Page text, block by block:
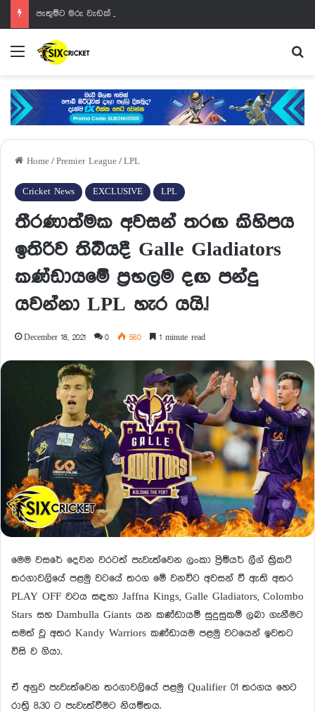
පැතුම්ට මරු වැඩක් වෙන්නයි යන්නේ
Menu
Home / Premier League / LPL
Cricket News EXCLUSIVE LPL
තීරණාත්මක අවසන් තරඟ කිහිපය
ඉතිරිව තිබියදී Galle Gladiators
කණ්ඩායමේ ප්‍රභලම දඟ පන්දු
යවන්නා LPL හැර යයි.!
December 18, 2021 0 560 1 minute read
මෙම වසරේ දෙවන වරටත් පැවැත්වෙන ලංකා ප්‍රිමියර් ලීග් ක්‍රිකට්
තරගාවලියේ පළමු වටයේ තරග මේ වනවිට අවසන් වී ඇති අතර
PLAY OFF වටය සඳහා Jaffna Kings, Galle Gladiators, Colombo
Stars සහ Dambulla Giants යන කණ්ඩායම් සුදුසුකම් ලබා ගැනීමට
සමත් වූ අතර Kandy Warriors කණ්ඩායම පළමු වටයෙන් ඉවතට
විසි ව ගියා.
ඒ අනුව පැවැත්වෙන තරගාවලියේ පළමු Qualifier 01 තරගය හෙට
රාත්‍රි 8.30 ට පැවැත්වීමට නියමිතය.